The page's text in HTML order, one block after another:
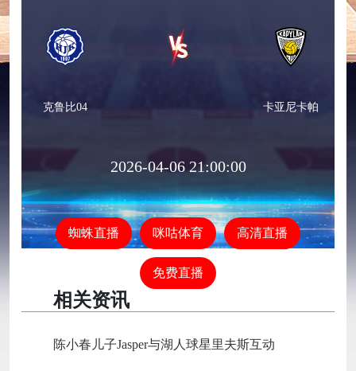
克鲁比04 卡亚尼卡帕
2026-04-06 21:00:00
蜘蛛直播 咪咕体育 高清直播
免费直播
相关资讯
陈小春儿子Jasper与湖人球星里夫斯互动